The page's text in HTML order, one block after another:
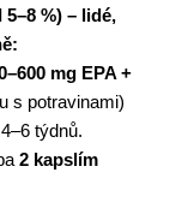
%) – lidé,
mg EPA +
s potravinami)
týdnů.
2 kapslím